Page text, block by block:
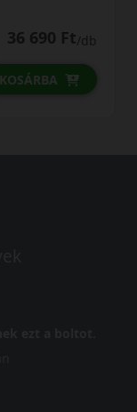
36 690 Ft/db
KOSÁRBA